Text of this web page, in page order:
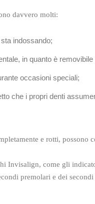
davvero molti:
indossando;
in quanto è
occasioni speciali;
che i propri denti
e rotti, possono
Invisalign, come gli
premolari e dei